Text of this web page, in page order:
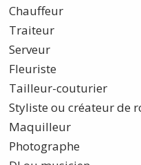
Chauffeur
Traiteur
Serveur
Fleuriste
Tailleur-couturier
Styliste ou créateur de
Maquilleur
Photographe